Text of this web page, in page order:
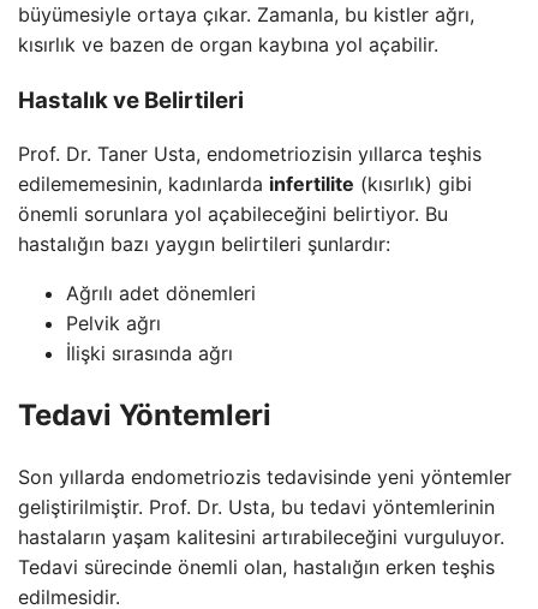
büyümesiyle ortaya çıkar. Zamanla, bu kistler ağrı,
kısırlık ve bazen de organ kaybına yol açabilir.
Hastalık ve Belirtileri
Prof. Dr. Taner Usta, endometriozisin yıllarca teşhis
edilememesinin, kadınlarda infertilite (kısırlık) gibi
önemli sorunlara yol açabileceğini belirtiyor. Bu
hastalığın bazı yaygın belirtileri şunlardır:
Ağrılı adet dönemleri
Pelvik ağrı
İlişki sırasında ağrı
Tedavi Yöntemleri
Son yıllarda endometriozis tedavisinde yeni yöntemler
geliştirilmiştir. Prof. Dr. Usta, bu tedavi yöntemlerinin
hastaların yaşam kalitesini artırabileceğini vurguluyor.
Tedavi sürecinde önemli olan, hastalığın erken teşhis
edilmesidir.